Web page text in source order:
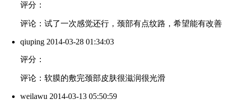
评分：
评论：试了一次感觉还行，颈部有点纹路，希望能有改善
qiuping 2014-03-28 01:34:03
评分：
评论：软膜的敷完颈部皮肤很滋润很光滑
weilawu 2014-03-13 05:50:59